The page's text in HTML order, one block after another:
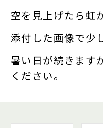
空を見上げたら虹
添付した画像で少
暑い日が続きます
ください。